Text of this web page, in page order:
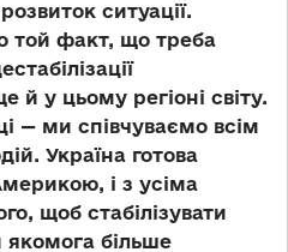
ситуації.
той факт, що треба
й у цьому регіоні світу.
— ми співчуваємо всім
Україна готова
і з усіма
щоб стабілізувати
якомога більше